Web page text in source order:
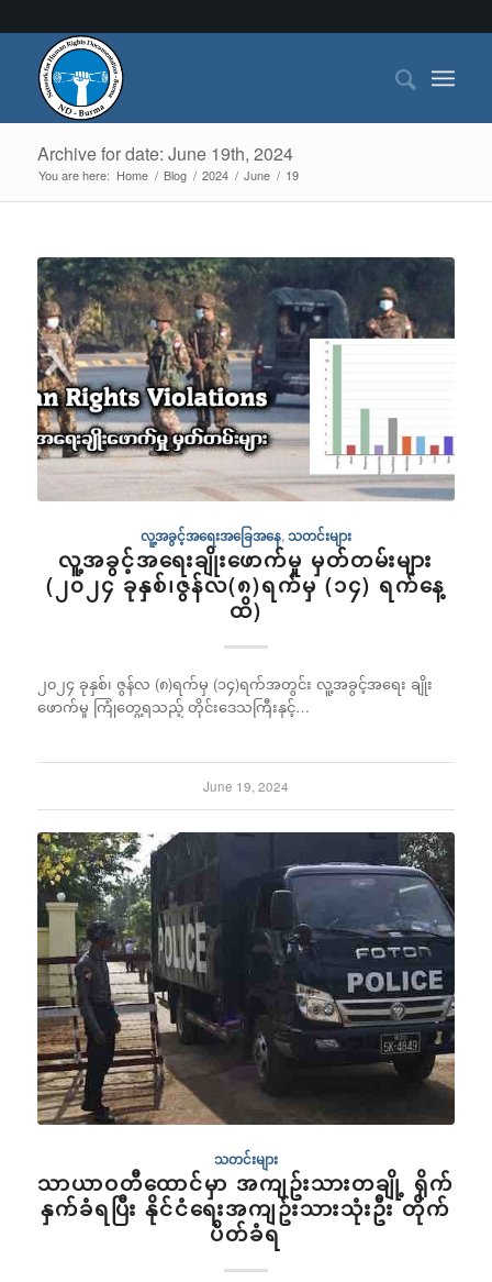
Archive for date: June 19th, 2024
You are here: Home / Blog / 2024 / June / 19
လူ့အခွင့်အရေးအခြေအနေ,သတင်းများ
လူ့အခွင့်အရေးချိုးဖောက်မှု မှတ်တမ်းများ
(၂၀၂၄ ခုနှစ်၊ဇွန်လ(၈)ရက်မှ (၁၄) ရက်နေ့
ထိ)
၂၀၂၄ ခုနှစ်၊ ဇွန်လ (၈)ရက်မှ (၁၄)ရက်အတွင်း လူ့အခွင့်အရေး ချိုး
ဖောက်မှု ကြုံတွေ့ရသည့် တိုင်းဒေသကြီးနှင့်…
June 19, 2024
သတင်းများ
သာယာဝတီထောင်မှာ အကျဥ်းသားတချို့ ရိုက်
နှက်ခံရပြီး နိုင်ငံရေးအကျဥ်းသားသုံးဦး တိုက်
ပိတ်ခံရ